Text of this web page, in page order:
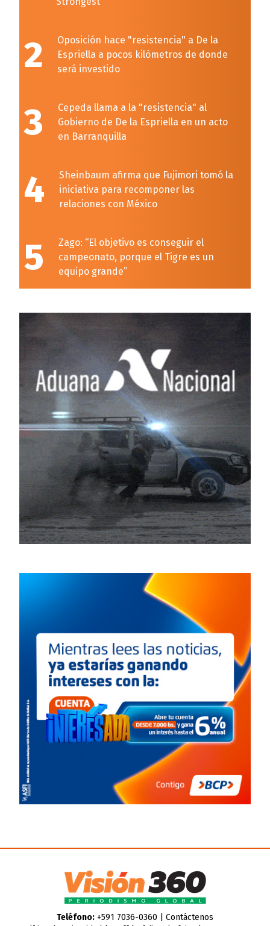
2
Oposición hace "resistencia" a De la
Espriella a pocos kilómetros de donde
será investido
3
Cepeda llama a la "resistencia" al
Gobierno de De la Espriella en un acto
en Barranquilla
4
Sheinbaum afirma que Fujimori tomó la
iniciativa para recomponer las
relaciones con México
5
Zago: “El objetivo es conseguir el
campeonato, porque el Tigre es un
equipo grande”
Teléfono:+591 7036-0360 | Contáctenos